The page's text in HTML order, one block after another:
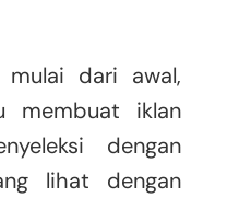
dari awal,
membuat iklan
dengan
lihat dengan